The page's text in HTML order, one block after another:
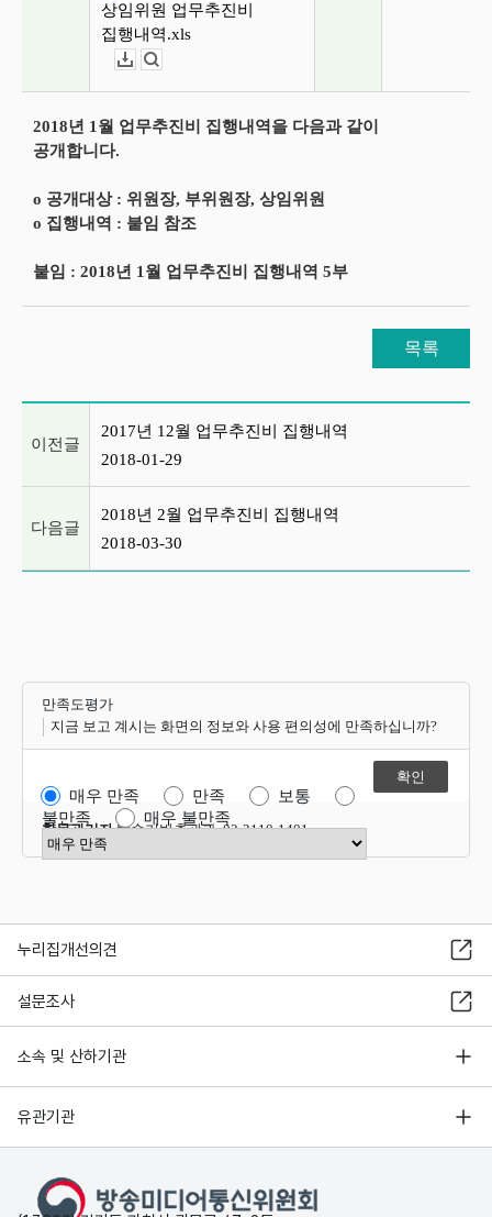
상임위원 업무추진비
집행내역.xls
2018년 1월 업무추진비 집행내역을 다음과 같이
공개합니다.
o 공개대상 : 위원장, 부위원장, 상임위원
o 집행내역 : 붙임 참조
붙임 : 2018년 1월 업무추진비 집행내역 5부
목록
이전글
2017년 12월 업무추진비 집행내역
2018-01-29
다음글
2018년 2월 업무추진비 집행내역
2018-03-30
만족도평가
지금 보고 계시는 화면의 정보와 사용 편의성에 만족하십니까?
매우 만족 만족
보통
불만족
매우 불만족
만족도 점수 선택
항목관리자방송기반총괄과 02-2110-1401
누리집개선의견
설문조사
소속 및 산하기관
유관기관